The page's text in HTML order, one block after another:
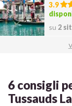
3.9
su 2
6 consigli
Tussauds